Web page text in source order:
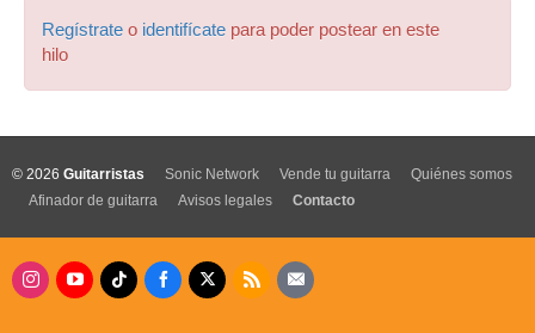
Regístrate o identifícate para poder postear en este
hilo
© 2026 Guitarristas Sonic Network Vende tu guitarra
Quiénes somos
Afinador de guitarra
Avisos legales Contacto